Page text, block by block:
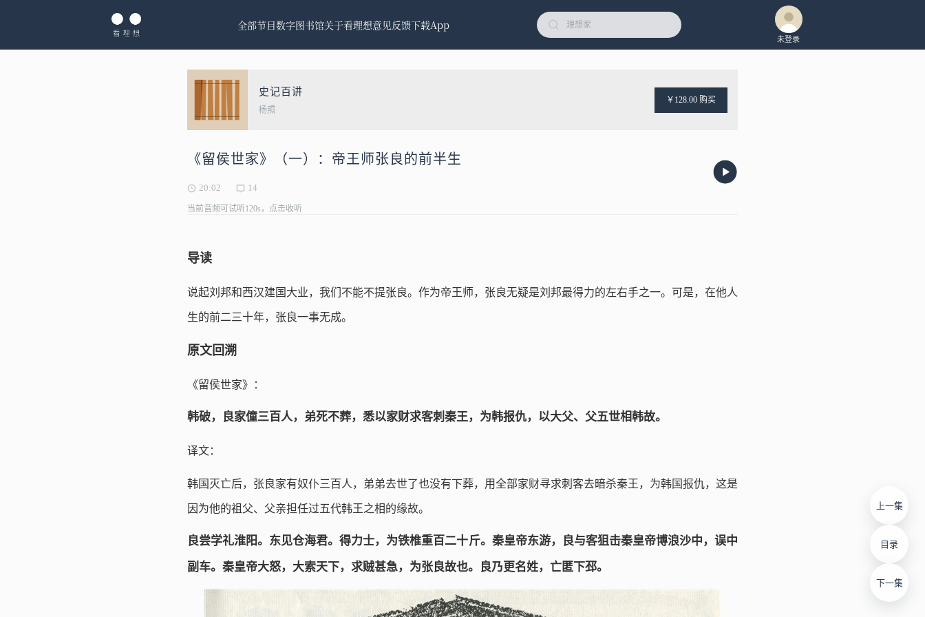
全部节目数字图书馆关于看理想意见反馈下载App
未登录
史记百讲
杨照
￥128.00 购买
《留侯世家》（一）：帝王师张良的前半生
20:02 14
当前音频可试听120s，点击收听
上一集
目录
下一集
导读
说起刘邦和西汉建国大业，我们不能不提张良。作为帝王师，张良无疑是刘邦最得力的左右手之一。可是，在他人
生的前二三十年，张良一事无成。
原文回溯
《留侯世家》：
韩破，良家僮三百人，弟死不葬，悉以家财求客刺秦王，为韩报仇，以大父、父五世相韩故。
译文：
韩国灭亡后，张良家有奴仆三百人，弟弟去世了也没有下葬，用全部家财寻求刺客去暗杀秦王，为韩国报仇，这是
因为他的祖父、父亲担任过五代韩王之相的缘故。
良尝学礼淮阳。东见仓海君。得力士，为铁椎重百二十斤。秦皇帝东游，良与客狙击秦皇帝博浪沙中，误中
副车。秦皇帝大怒，大索天下，求贼甚急，为张良故也。良乃更名姓，亡匿下邳。